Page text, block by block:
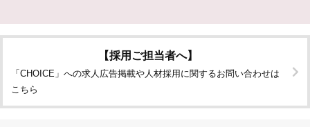
【採用ご担当者へ】
「CHOICE」への求人広告掲載や人材採用に関するお問い合わせは
こちら